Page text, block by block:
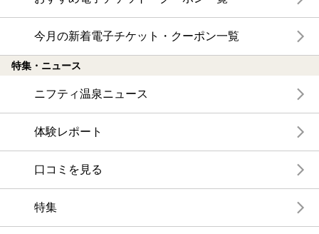
今月の新着電子チケット・クーポン一覧
特集・ニュース
ニフティ温泉ニュース
体験レポート
口コミを見る
特集